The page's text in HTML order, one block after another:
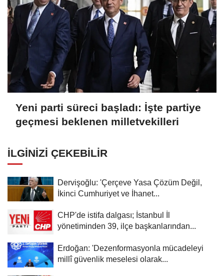
Yeni parti süreci başladı: İşte partiye
geçmesi beklenen milletvekilleri
İLGINIZI ÇEKEBILIR
Dervişoğlu: 'Çerçeve Yasa Çözüm Değil,
İkinci Cumhuriyet ve İhanet...
CHP'de istifa dalgası; İstanbul İl
yönetiminden 39, ilçe başkanlarından...
Erdoğan: 'Dezenformasyonla mücadeleyi
millî güvenlik meselesi olarak...